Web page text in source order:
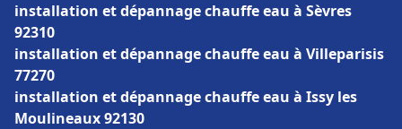
installation et dépannage chauffe eau à Sèvres
92310
installation et dépannage chauffe eau à Villeparisis
77270
installation et dépannage chauffe eau à Issy les
Moulineaux 92130